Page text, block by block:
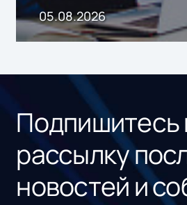
05.08.2026
Подпишитесь
рассылку
новостей и